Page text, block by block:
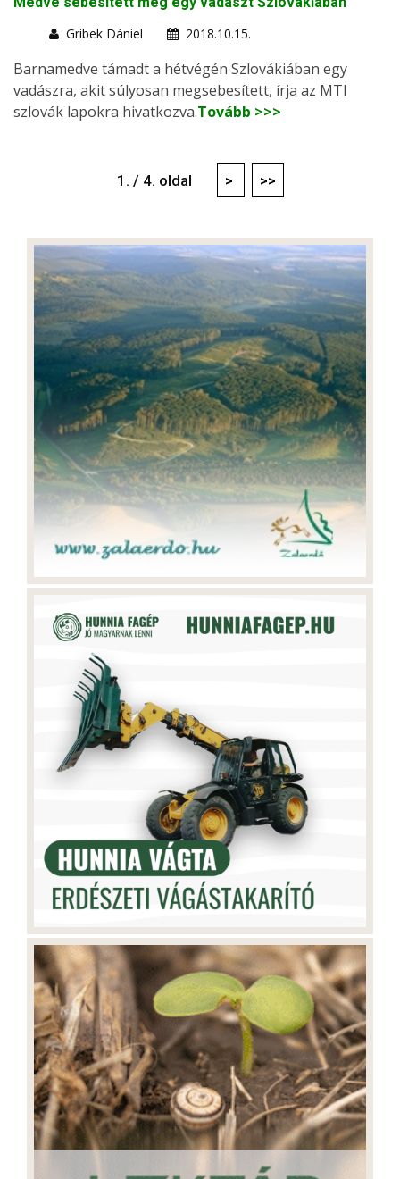
Gribek Dániel
2018.10.15.
Barnamedve támadt a hétvégén Szlovákiában egy
vadászra, akit súlyosan megsebesített, írja az MTI
szlovák lapokra hivatkozva.Tovább >>>
1. / 4. oldal > >>